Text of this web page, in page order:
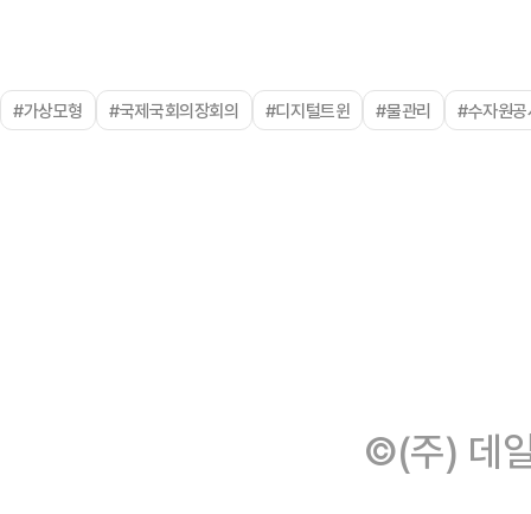
#가상모형 #국제국회의장회의 #디지털트윈 #물관리 #수자원
©(주) 데